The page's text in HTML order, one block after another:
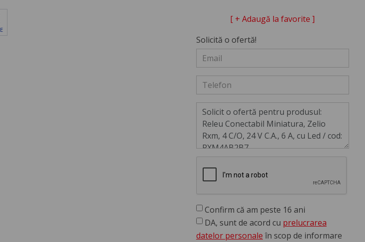
[ + Adaugă la favorite ]
Solicită o ofertă!
Confirm că am peste 16 ani
DA, sunt de acord cu prelucrarea
datelor personale în scop de informare